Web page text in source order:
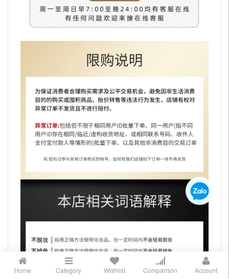
Home Category Wishlist Comparison Account